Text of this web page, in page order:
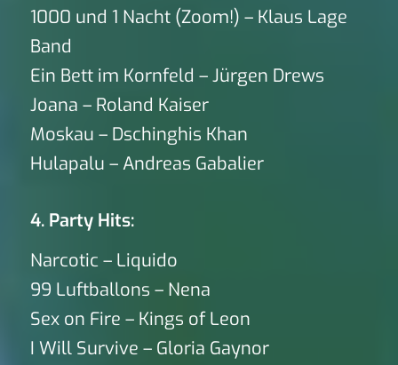
1000 und 1 Nacht (Zoom!) – Klaus Lage
Band
Ein Bett im Kornfeld – Jürgen Drews
Joana – Roland Kaiser
Moskau – Dschinghis Khan
Hulapalu – Andreas Gabalier
4. Party Hits:
Narcotic – Liquido
99 Luftballons – Nena
Sex on Fire – Kings of Leon
I Will Survive – Gloria Gaynor